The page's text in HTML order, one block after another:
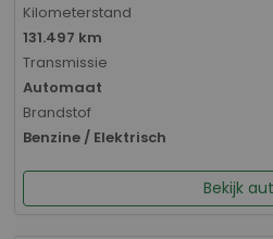
Kilometerstand
131.497 km
Transmissie
Automaat
Brandstof
Benzine / Elektrisch
Bekijk